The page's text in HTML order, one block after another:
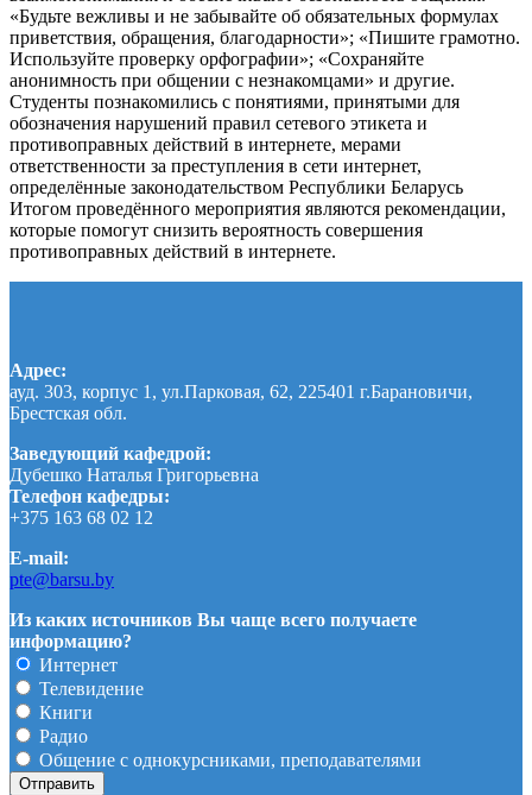
«Будьте вежливы и не забывайте об обязательных формулах
приветствия, обращения, благодарности»; «Пишите грамотно.
Используйте проверку орфографии»; «Сохраняйте
анонимность при общении с незнакомцами» и другие.
Студенты познакомились с понятиями, принятыми для
обозначения нарушений правил сетевого этикета и
противоправных действий в интернете, мерами
ответственности за преступления в сети интернет,
определённые законодательством Республики Беларусь
Итогом проведённого мероприятия являются рекомендации,
которые помогут снизить вероятность совершения
противоправных действий в интернете.
Адрес:
ауд. 303, корпус 1, ул.Парковая, 62, 225401 г.Барановичи,
Брестская обл.
Заведующий кафедрой:
Дубешко Наталья Григорьевна
Телефон кафедры:
+375 163 68 02 12
E-mail:
pte@barsu.by
Из каких источников Вы чаще всего получаете
информацию?
Интернет
Телевидение
Книги
Радио
Общение с однокурсниками, преподавателями